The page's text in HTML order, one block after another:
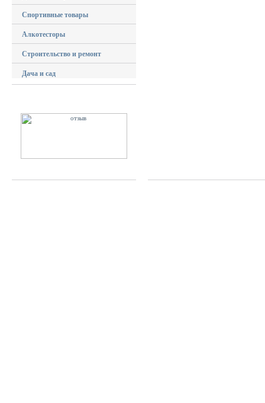
Спортивные товары
Алкотесторы
Строительство и ремонт
Дача и сад